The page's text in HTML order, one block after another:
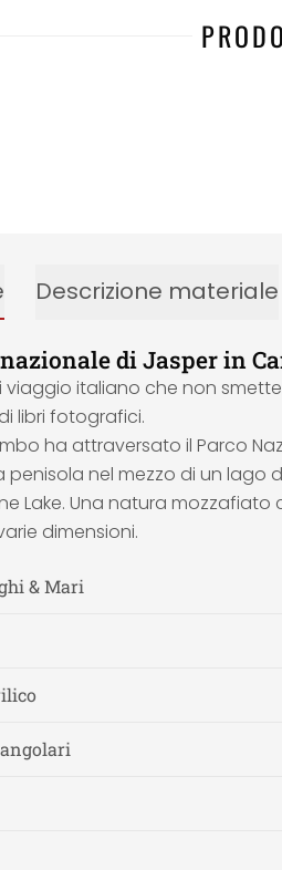
Descrizione materiale
di Jasper in
italiano che non
libri fotografici.
ha attraversato il Parco
nel mezzo di un lago
Lake. Una natura mozzafiato
dimensioni.
& Mari